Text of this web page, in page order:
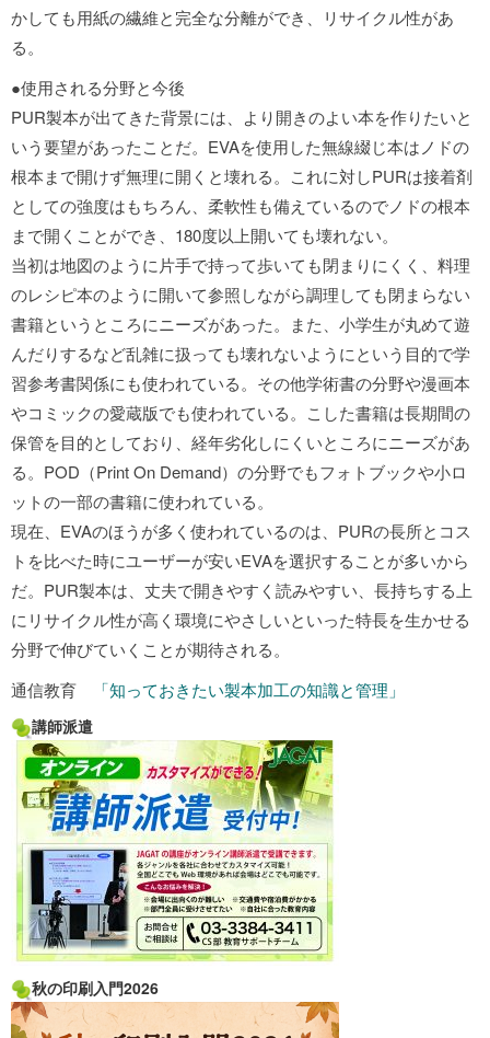
かしても用紙の繊維と完全な分離ができ、リサイクル性があ
る。
●使用される分野と今後
PUR製本が出てきた背景には、より開きのよい本を作りたいと
いう要望があったことだ。EVAを使用した無線綴じ本はノドの
根本まで開けず無理に開くと壊れる。これに対しPURは接着剤
としての強度はもちろん、柔軟性も備えているのでノドの根本
まで開くことができ、180度以上開いても壊れない。
当初は地図のように片手で持って歩いても閉まりにくく、料理
のレシピ本のように開いて参照しながら調理しても閉まらない
書籍というところにニーズがあった。また、小学生が丸めて遊
んだりするなど乱雑に扱っても壊れないようにという目的で学
習参考書関係にも使われている。その他学術書の分野や漫画本
やコミックの愛蔵版でも使われている。こした書籍は長期間の
保管を目的としており、経年劣化しにくいところにニーズがあ
る。POD（Print On Demand）の分野でもフォトブックや小ロ
ットの一部の書籍に使われている。
現在、EVAのほうが多く使われているのは、PURの長所とコス
トを比べた時にユーザーが安いEVAを選択することが多いから
だ。PUR製本は、丈夫で開きやすく読みやすい、長持ちする上
にリサイクル性が高く環境にやさしいといった特長を生かせる
分野で伸びていくことが期待される。
通信教育
「知っておきたい製本加工の知識と管理」
講師派遣
秋の印刷入門2026